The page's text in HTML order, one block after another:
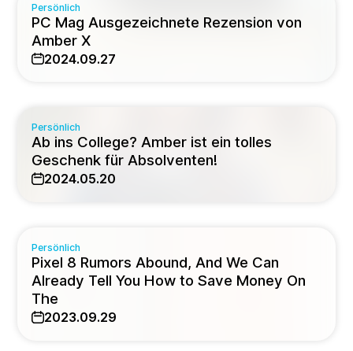
Persönlich
PC Mag Ausgezeichnete Rezension von
Amber X
2024.09.27
Persönlich
Ab ins College? Amber ist ein tolles
Geschenk für Absolventen!
2024.05.20
Persönlich
Pixel 8 Rumors Abound, And We Can
Already Tell You How to Save Money On
The
2023.09.29